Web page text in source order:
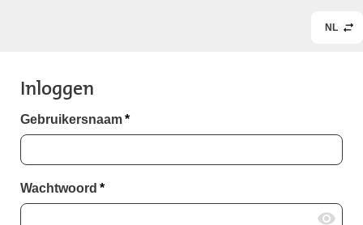
NL
Inloggen
Gebruikersnaam*
Wachtwoord *